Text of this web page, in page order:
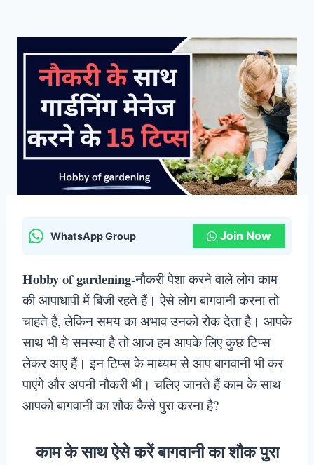
WhatsApp Group Join Now
Hobby of gardening-नौकरी पेशा करने वाले लोग काम
की आपाधापी में बिजी रहते हैं। ऐसे लोग बागवानी करना तो
चाहते हैं, लेकिन समय का अभाव उनको रोक देता है। आपके
साथ भी ये समस्या है तो आज हम आपके लिए कुछ टिप्स
लेकर आए हैं। इन टिप्स के माध्यम से आप बागवानी भी कर
पाएंगे और अपनी नौकरी भी। चलिए जानते हैं काम के साथ
आपको बागवानी का शौक कैसे पुरा करना है?
काम के साथ ऐसे करें बागवानी का शौक पुरा